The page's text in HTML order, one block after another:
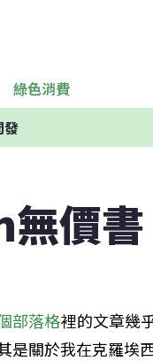
綠色消費
發
價書
部落格裡的文章幾
是關於我在克羅埃